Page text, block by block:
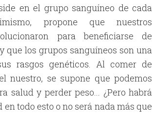
en el grupo sanguíneo de cada
propone que nuestros
para beneficiarse de
que los grupos sanguíneos son una
rasgos genéticos. Al comer de
nuestro, se supone que podemos
salud y perder peso... ¿Pero habrá
en todo esto o no será nada más que